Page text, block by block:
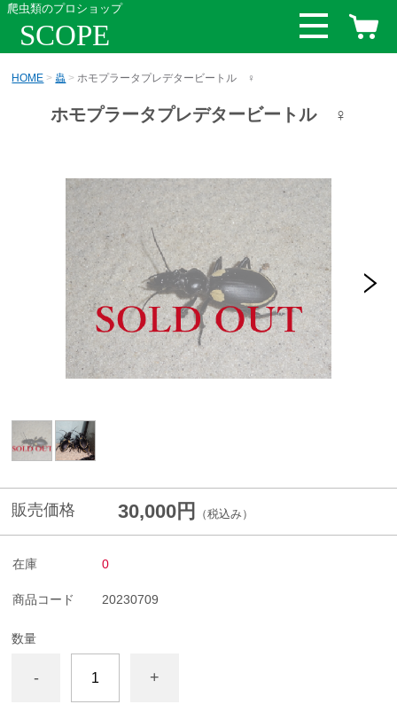
爬虫類のプロショップ
SCOPE
HOME 蟲 ホモプラータプレデタービートル ♀
ホモプラータプレデタービートル ♀
販売価格 30,000円 （税込み）
在庫 0
商品コード 20230709
数量
- +